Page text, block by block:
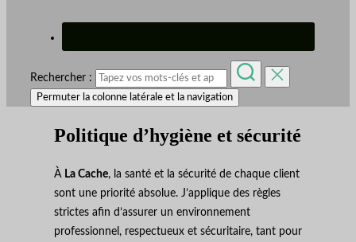
Rechercher :
Permuter la colonne latérale et la navigation
Politique d’hygiène et sécurité
À La Cache, la santé et la sécurité de chaque client
sont une priorité absolue. J’applique des règles
strictes afin d’assurer un environnement
professionnel, respectueux et sécuritaire, tant pour